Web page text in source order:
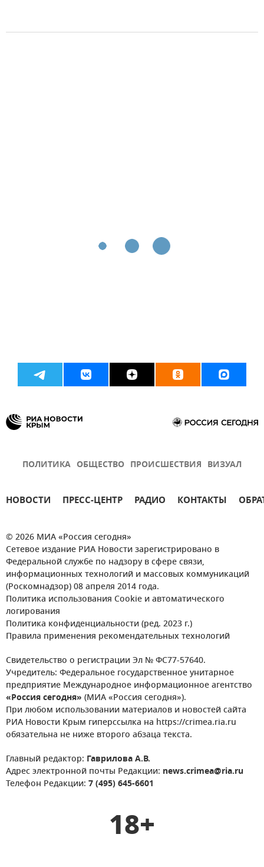
ПОЛИТИКА ОБЩЕСТВО ПРОИСШЕСТВИЯ ВИЗУАЛ
НОВОСТИ ПРЕСС-ЦЕНТР РАДИО КОНТАКТЫ
© 2026 МИА «Россия сегодня»
Сетевое издание РИА Новости зарегистрировано в
Федеральной службе по надзору в сфере связи,
информационных технологий и массовых коммуникаций
(Роскомнадзор) 08 апреля 2014 года.
Политика использования Cookie и автоматического
логирования
Политика конфиденциальности (ред. 2023 г.)
Правила применения рекомендательных технологий
Свидетельство о регистрации Эл № ФС77-57640.
Учредитель: Федеральное государственное унитарное
предприятие Международное информационное агентство
«Россия сегодня» (МИА «Россия сегодня»).
При любом использовании материалов и новостей сайта
РИА Новости Крым гиперссылка на https://crimea.ria.ru
обязательна не ниже второго абзаца текста.
Главный редактор: Гаврилова А.В.
Адрес электронной почты Редакции: news.crimea@ria.ru
Телефон Редакции: 7 (495) 645-6601
18+